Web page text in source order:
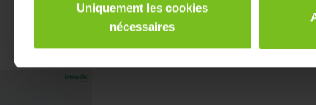
Uniquement les cookies
nécessaires